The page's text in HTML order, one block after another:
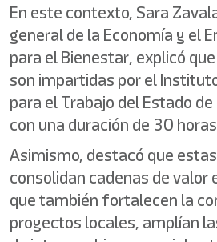
En este contexto, Sara
general de la Economía y el
para el Bienestar, explicó
son impartidas por el
para el Trabajo del Estado
con una duración de 30
Asimismo, destacó que
consolidan cadenas de valor
que también fortalecen la
proyectos locales, amplían